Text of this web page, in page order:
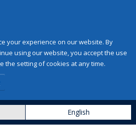
your experience on our website. By
using our website, you accept the use
the setting of cookies at any time.
English